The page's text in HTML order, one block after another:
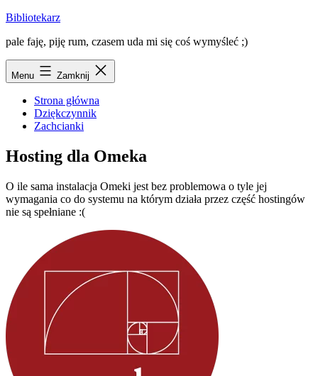
Przejdź
treści
Bibliotekarz
pale faję, piję rum, czasem uda mi się coś wymyśleć ;)
Menu Zamknij
Strona główna
Dziękczynnik
Zachcianki
Hosting dla Omeka
O ile sama instalacja Omeki jest bez problemowa o tyle jej
wymagania co do systemu na którym działa przez część hostingów
nie są spełniane :(